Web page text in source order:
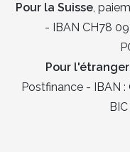
Pour la Suisse,
- IBAN CH78
Pour l'étranger
Postfinance - IBAN